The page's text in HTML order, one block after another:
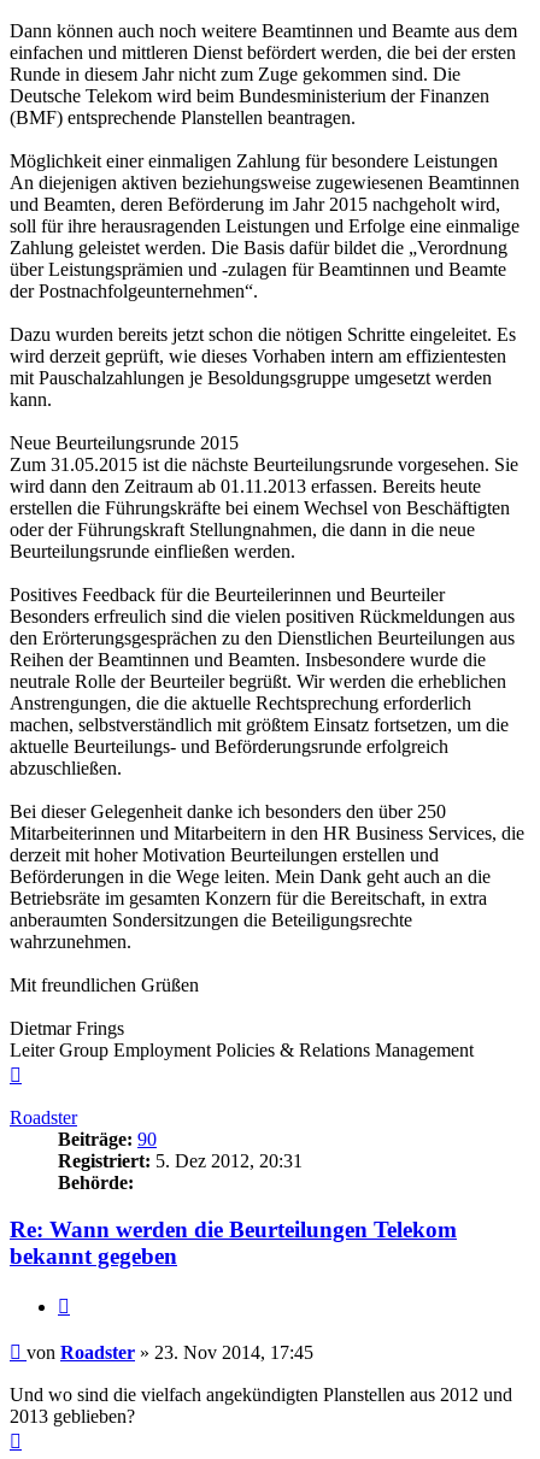
Dann können auch noch weitere Beamtinnen und Beamte aus dem
einfachen und mittleren Dienst befördert werden, die bei der ersten
Runde in diesem Jahr nicht zum Zuge gekommen sind. Die
Deutsche Telekom wird beim Bundesministerium der Finanzen
(BMF) entsprechende Planstellen beantragen.
Möglichkeit einer einmaligen Zahlung für besondere Leistungen
An diejenigen aktiven beziehungsweise zugewiesenen Beamtinnen
und Beamten, deren Beförderung im Jahr 2015 nachgeholt wird,
soll für ihre herausragenden Leistungen und Erfolge eine einmalige
Zahlung geleistet werden. Die Basis dafür bildet die „Verordnung
über Leistungsprämien und -zulagen für Beamtinnen und Beamte
der Postnachfolgeunternehmen“.
Dazu wurden bereits jetzt schon die nötigen Schritte eingeleitet. Es
wird derzeit geprüft, wie dieses Vorhaben intern am effizientesten
mit Pauschalzahlungen je Besoldungsgruppe umgesetzt werden
kann.
Neue Beurteilungsrunde 2015
Zum 31.05.2015 ist die nächste Beurteilungsrunde vorgesehen. Sie
wird dann den Zeitraum ab 01.11.2013 erfassen. Bereits heute
erstellen die Führungskräfte bei einem Wechsel von Beschäftigten
oder der Führungskraft Stellungnahmen, die dann in die neue
Beurteilungsrunde einfließen werden.
Positives Feedback für die Beurteilerinnen und Beurteiler
Besonders erfreulich sind die vielen positiven Rückmeldungen aus
den Erörterungsgesprächen zu den Dienstlichen Beurteilungen aus
Reihen der Beamtinnen und Beamten. Insbesondere wurde die
neutrale Rolle der Beurteiler begrüßt. Wir werden die erheblichen
Anstrengungen, die die aktuelle Rechtsprechung erforderlich
machen, selbstverständlich mit größtem Einsatz fortsetzen, um die
aktuelle Beurteilungs- und Beförderungsrunde erfolgreich
abzuschließen.
Bei dieser Gelegenheit danke ich besonders den über 250
Mitarbeiterinnen und Mitarbeitern in den HR Business Services, die
derzeit mit hoher Motivation Beurteilungen erstellen und
Beförderungen in die Wege leiten. Mein Dank geht auch an die
Betriebsräte im gesamten Konzern für die Bereitschaft, in extra
anberaumten Sondersitzungen die Beteiligungsrechte
wahrzunehmen.
Mit freundlichen Grüßen
Dietmar Frings
Leiter Group Employment Policies & Relations Management
Roadster
Beiträge: 90
Registriert: 5. Dez 2012, 20:31
Behörde:
Re: Wann werden die Beurteilungen Telekom
bekannt gegeben
Beitrag
von Roadster » 23. Nov 2014, 17:45
Und wo sind die vielfach angekündigten Planstellen aus 2012 und
2013 geblieben?